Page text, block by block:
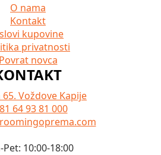
O nama
Kontakt
kupovine
privatnosti
Povrat novca
65. Voždove Kapije
64 93 81 000
Pet: 10:00-18:00